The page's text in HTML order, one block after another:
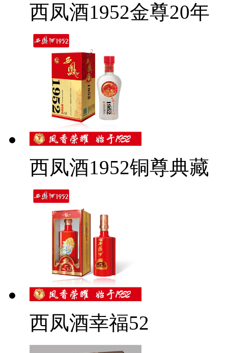
西凤酒1952金尊20年
西凤酒1952铜尊典藏
西凤酒幸福52